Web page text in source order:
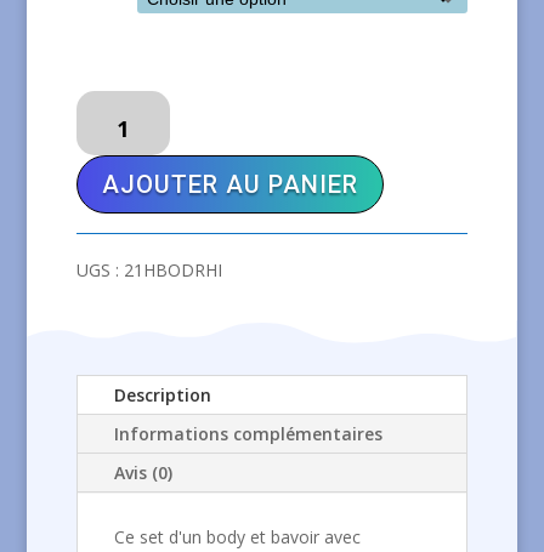
quantité
COQ
EN
PÂTE
et
AJOUTER AU PANIER
UGS : 21HBODRHI
Description
Informations complémentaires
Avis (0)
Ce set d'un body et bavoir avec